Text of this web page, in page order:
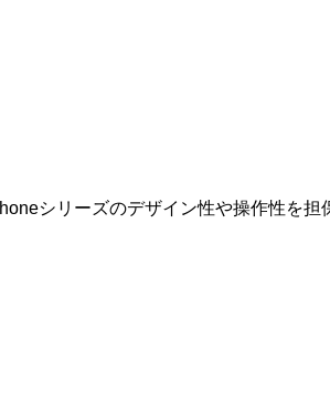
シリーズのデザイン性や操作性を